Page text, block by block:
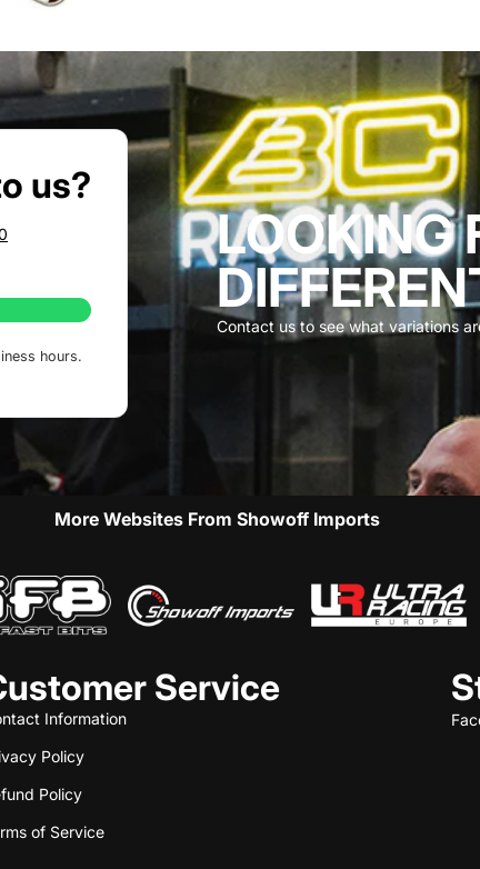
us?
hours.
LOOKING
Contact us to see what variations
More Websites From Showoff Imports
Service
Information
Policy
Policy
of Service